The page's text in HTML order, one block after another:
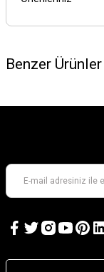
Benzer Ürünler